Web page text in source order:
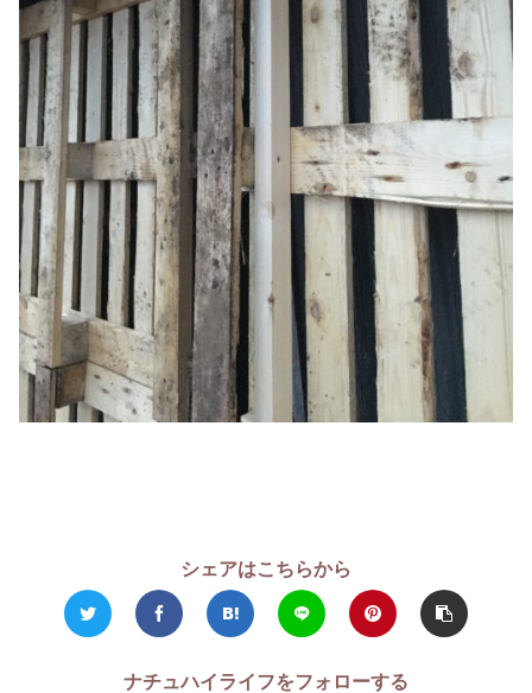
シェアはこちらから
ナチュハイライフをフォローする